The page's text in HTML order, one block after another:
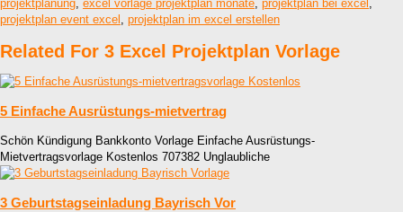
projektplanung, excel vorlage projektplan monate, projektplan bei excel ,
projektplan event excel , projektplan im excel erstellen
Related For 3 Excel Projektplan Vorlage
5 Einfache Ausrüstungs-mietvertrag
Schön Kündigung Bankkonto Vorlage Einfache Ausrüstungs-
Mietvertragsvorlage Kostenlos 707382 Unglaubliche
3 Geburtstagseinladung Bayrisch Vor